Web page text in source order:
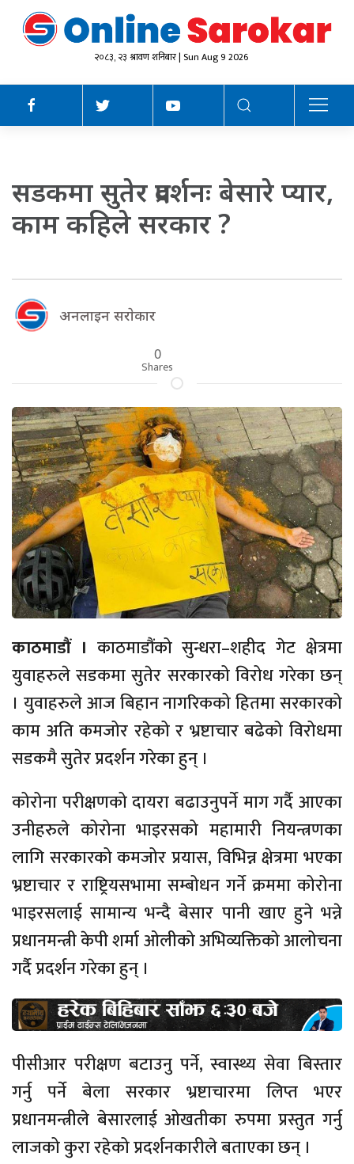
२०८३, २३ श्रावण शनिबार | Sun Aug 9 2026
सडकमा सुतेर प्रदर्शनः बेसारे प्यार,
काम कहिले सरकार ?
अनलाइन सराेकार
0
Shares
काठमाडौं । काठमाडौंको सुन्धरा–शहीद गेट क्षेत्रमा
युवाहरुले सडकमा सुतेर सरकारको विरोध गरेका छन्
। युवाहरुले आज बिहान नागरिकको हितमा सरकारको
काम अति कमजोर रहेको र भ्रष्टाचार बढेको विरोधमा
सडकमै सुतेर प्रदर्शन गरेका हुन् ।
कोरोना परीक्षणको दायरा बढाउनुपर्ने माग गर्दै आएका
उनीहरुले कोरोना भाइरसको महामारी नियन्त्रणका
लागि सरकारको कमजोर प्रयास, विभिन्न क्षेत्रमा भएका
भ्रष्टाचार र राष्ट्रियसभामा सम्बोधन गर्ने क्रममा कोरोना
भाइरसलाई सामान्य भन्दै बेसार पानी खाए हुने भन्ने
प्रधानमन्त्री केपी शर्मा ओलीको अभिव्यक्तिको आलोचना
गर्दै प्रदर्शन गरेका हुन् ।
पीसीआर परीक्षण बटाउनु पर्ने, स्वास्थ्य सेवा बिस्तार
गर्नु पर्ने बेला सरकार भ्रष्टाचारमा लिप्त भएर
प्रधानमन्त्रीले बेसारलाई ओखतीका रुपमा प्रस्तुत गर्नु
लाजको कुरा रहेको प्रदर्शनकारीले बताएका छन् ।